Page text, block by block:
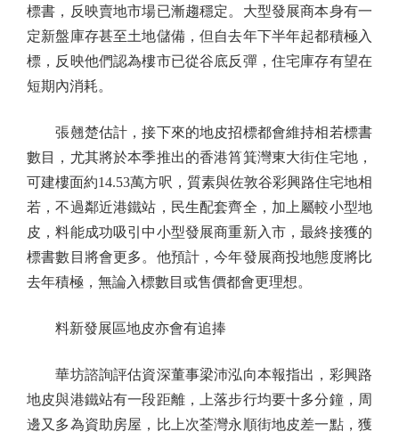
標書，反映賣地市場已漸趨穩定。大型發展商本身有一
定新盤庫存甚至土地儲備，但自去年下半年起都積極入
標，反映他們認為樓市已從谷底反彈，住宅庫存有望在
短期內消耗。
張翹楚估計，接下來的地皮招標都會維持相若標書
數目，尤其將於本季推出的香港筲箕灣東大街住宅地，
可建樓面約14.53萬方呎，質素與佐敦谷彩興路住宅地相
若，不過鄰近港鐵站，民生配套齊全，加上屬較小型地
皮，料能成功吸引中小型發展商重新入市，最終接獲的
標書數目將會更多。他預計，今年發展商投地態度將比
去年積極，無論入標數目或售價都會更理想。
料新發展區地皮亦會有追捧
華坊諮詢評估資深董事梁沛泓向本報指出，彩興路
地皮與港鐵站有一段距離，上落步行均要十多分鐘，周
邊又多為資助房屋，比上次荃灣永順街地皮差一點，獲